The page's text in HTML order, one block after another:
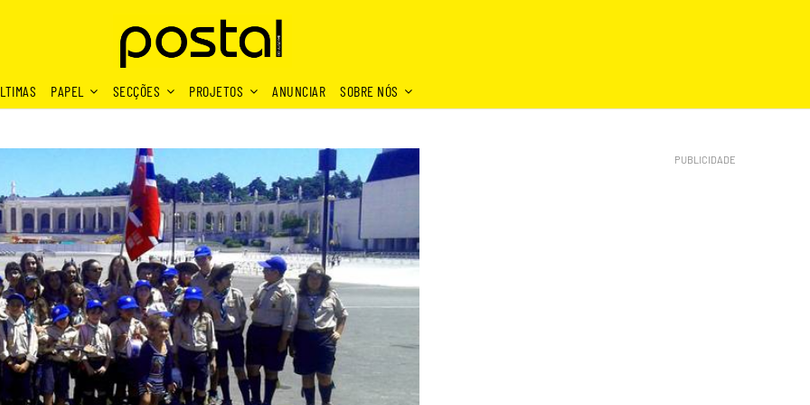
PAPEL SECÇÕES PROJETOS ANUNCIAR SOBRE NÓS